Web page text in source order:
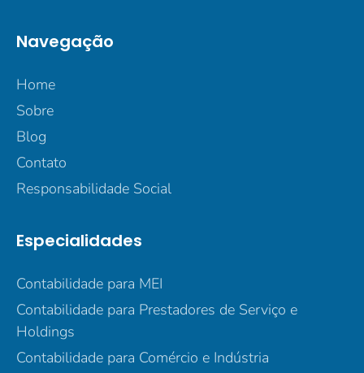
Navegação
Home
Sobre
Blog
Contato
Responsabilidade Social
Especialidades
Contabilidade para MEI
Contabilidade para Prestadores de Serviço e
Holdings
Contabilidade para Comércio e Indústria